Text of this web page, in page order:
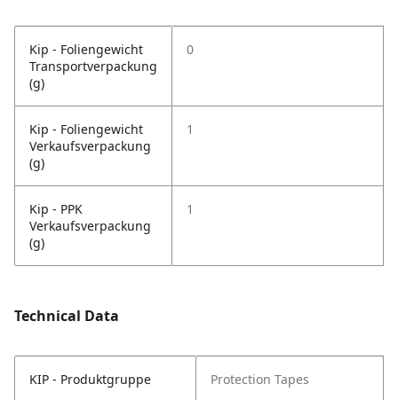
Kip - Foliengewicht
Transportverpackung
(g)
0
Kip - Foliengewicht
Verkaufsverpackung
(g)
1
Kip - PPK
Verkaufsverpackung
(g)
1
Technical Data
KIP - Produktgruppe Protection Tapes